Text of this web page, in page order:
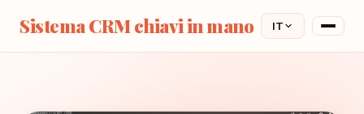
Sistema CRM chiavi in mano IT